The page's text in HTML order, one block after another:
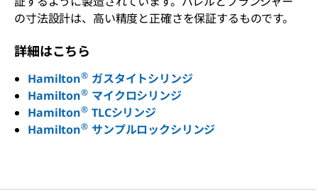
の寸法設計は、高い精度と正確さを保証するものです。
詳細はこちら
Hamilton® ガスタイトシリンジ
Hamilton® マイクロシリンジ
Hamilton® TLCシリンジ
Hamilton® サンプルロックシリンジ